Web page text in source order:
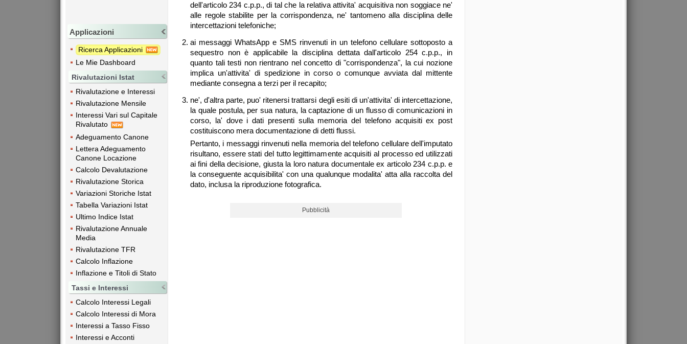
Applicazioni
Ricerca Applicazioni
Le Mie Dashboard
Rivalutazioni Istat
Rivalutazione e Interessi
Rivalutazione Mensile
Interessi Vari sul Capitale
Rivalutato
Adeguamento Canone
Lettera Adeguamento
Canone Locazione
Calcolo Devalutazione
Rivalutazione Storica
Variazioni Storiche Istat
Tabella Variazioni Istat
Ultimo Indice Istat
Rivalutazione Annuale
Media
Rivalutazione TFR
Calcolo Inflazione
Inflazione e Titoli di Stato
Tassi e Interessi
Calcolo Interessi Legali
Calcolo Interessi di Mora
Interessi a Tasso Fisso
Interessi e Acconti
dell'articolo 234 c.p.p., di tal che la relativa attivita' acquisitiva non soggiace ne'
alle regole stabilite per la corrispondenza, ne' tantomeno alla disciplina delle
intercettazioni telefoniche;
ai messaggi WhatsApp e SMS rinvenuti in un telefono cellulare sottoposto a
sequestro non è applicabile la disciplina dettata dall'articolo 254 c.p.p., in
quanto tali testi non rientrano nel concetto di "corrispondenza", la cui nozione
implica un'attivita' di spedizione in corso o comunque avviata dal mittente
mediante consegna a terzi per il recapito;
ne', d'altra parte, puo' ritenersi trattarsi degli esiti di un'attivita' di intercettazione,
la quale postula, per sua natura, la captazione di un flusso di comunicazioni in
corso, la' dove i dati presenti sulla memoria del telefono acquisiti ex post
costituiscono mera documentazione di detti flussi.
Pertanto, i messaggi rinvenuti nella memoria del telefono cellulare dell'imputato
risultano, essere stati del tutto legittimamente acquisiti al processo ed utilizzati
ai fini della decisione, giusta la loro natura documentale ex articolo 234 c.p.p. e
la conseguente acquisibilita' con una qualunque modalita' atta alla raccolta del
dato, inclusa la riproduzione fotografica.
Pubblicità